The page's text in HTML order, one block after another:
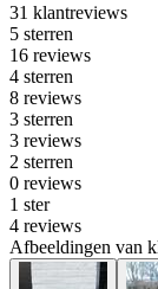
31 klantreviews
5 sterren
16 reviews
4 sterren
8 reviews
3 sterren
3 reviews
2 sterren
0 reviews
1 ster
4 reviews
Afbeeldingen van